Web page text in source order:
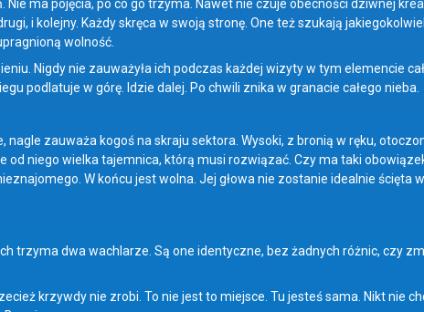
Nie ma pojęcia, po co go trzyma. Nawet nie czuje obecności dziwnej
i kolejny. Każdy skręca w swoją stronę. One też szukają
wolność.
Nigdy nie zauważyła ich podczas każdej wizyty w tym elemencie
podlatuje w górę. Idzie dalej. Po chwili znika w granacie całego nieba.
nagle zauważa kogoś na skraju sektora. Wysoki, z bronią w ręku,
od niego wielka tajemnica, którą musi rozwiązać. Czy ma taki
W końcu jest wolna. Jej głowa nie zostanie idealnie ścięta
trzyma dwa wachlarze. Są one identyczne, bez żadnych różnic, czy
krzywdy nie zrobi. To nie jest to miejsce. Tu jesteś sama. Nikt nie